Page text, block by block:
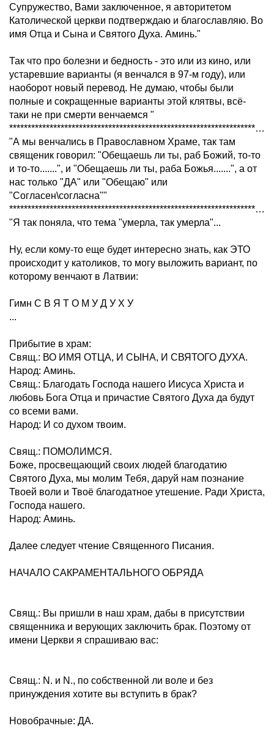
Супружество, Вами заключенное, я авторитетом
Католической церкви подтверждаю и благославляю. Во
имя Отца и Сына и Святого Духа. Аминь."
Так что про болезни и бедность - это или из кино, или
устаревшие варианты (я венчался в 97-м году), или
наоборот новый перевод. Не думаю, чтобы были
полные и сокращенные варианты этой клятвы, всё-
таки не при смерти венчаемся "
******************************************************************************
"А мы венчались в Православном Храме, так там
священик говорил: "Обещаешь ли ты, раб Божий, то-то
и то-то.......", и "Обещаешь ли ты, раба Божья.......", а от
нас только "ДА" или "Обещаю" или
"Согласен\согласна""
*******************************************************************************
"Я так поняла, что тема "умерла, так умерла"...
Ну, если кому-то еще будет интересно знать, как ЭТО
происходит у католиков, то могу выложить вариант, по
которому венчают в Латвии:
Гимн С В Я Т О М У Д У Х У
...
Прибытие в храм:
Свящ.: ВО ИМЯ ОТЦА, И СЫНА, И СВЯТОГО ДУХА.
Народ: Аминь.
Свящ.: Благодать Господа нашего Иисуса Христа и
любовь Бога Отца и причастие Святого Духа да будут
со всеми вами.
Народ: И со духом твоим.
Свящ.: ПОМОЛИМСЯ.
Боже, просвещающий своих людей благодатию
Святого Духа, мы молим Тебя, даруй нам познание
Твоей воли и Твоё благодатное утешение. Ради Христа,
Господа нашего.
Народ: Аминь.
Далее следует чтение Священного Писания.
НАЧАЛО САКРАМЕНТАЛЬНОГО ОБРЯДА
Свящ.: Вы пришли в наш храм, дабы в присутствии
священника и верующих заключить брак. Поэтому от
имени Церкви я спрашиваю вас:
Свящ.: N. и N., по собственной ли воле и без
принуждения хотите вы вступить в брак?
Новобрачные: ДА.